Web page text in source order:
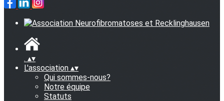
. ▴▾
L'association ▴▾
Qui sommes-nous?
Notre équipe
Statuts